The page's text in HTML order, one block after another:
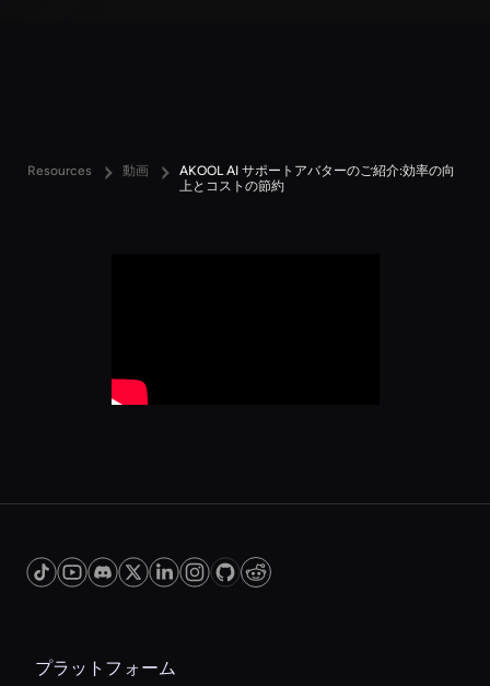
Resources 動画
AKOOL AI サポートアバターのご紹介:効率の向
上とコストの節約
プラットフォーム